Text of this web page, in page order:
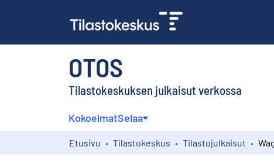
OTOS
Tilastokeskuksen julkaisut verkossa
KokoelmatSelaa
Etusivu Tilastokeskus Tilastojulkaisut